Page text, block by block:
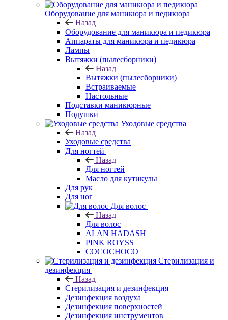
Оборудование для маникюра и педикюра
Назад
Оборудование для маникюра и педикюра
Аппараты для маникюра и педикюра
Лампы
Вытяжки (пылесборники)
Назад
Вытяжки (пылесборники)
Встраиваемые
Настольные
Подставки маникюрные
Подушки
Уходовые средства
Назад
Уходовые средства
Для ногтей
Назад
Для ногтей
Масло для кутикулы
Для рук
Для ног
Для волос
Назад
Для волос
ALAN HADASH
PINK ROYSS
COCOCHOCO
Стерилизация и
дезинфекция
Назад
Стерилизация и дезинфекция
Дезинфекция воздуха
Дезинфекция поверхностей
Дезинфекция инструментов